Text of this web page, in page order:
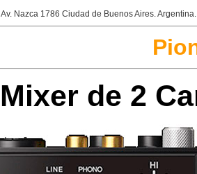
Av. Nazca 1786 Ciudad de Buenos Aires.
Mixer de 2